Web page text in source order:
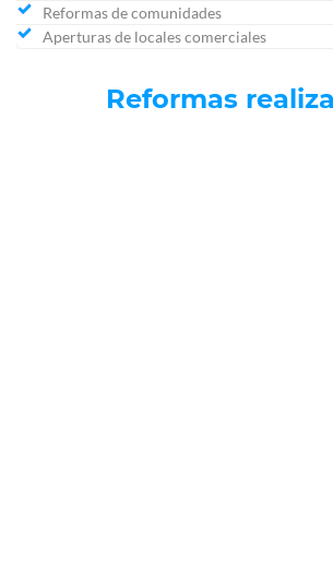
Reformas de comunidades
Aperturas de locales comerciales
Reformas